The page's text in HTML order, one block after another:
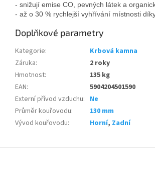
- snižují emise CO, pevných látek a
- až o 30 % rychlejší vyhřívání místnosti
Doplňkové parametry
Kategorie:
Krbová kamna
Záruka:
2 roky
Hmotnost:
135 kg
EAN:
5904204501590
Externí přívod vzduchu: Ne
Průměr kouřovodu:
130 mm
Vývod kouřovodu: Horní, Zadní